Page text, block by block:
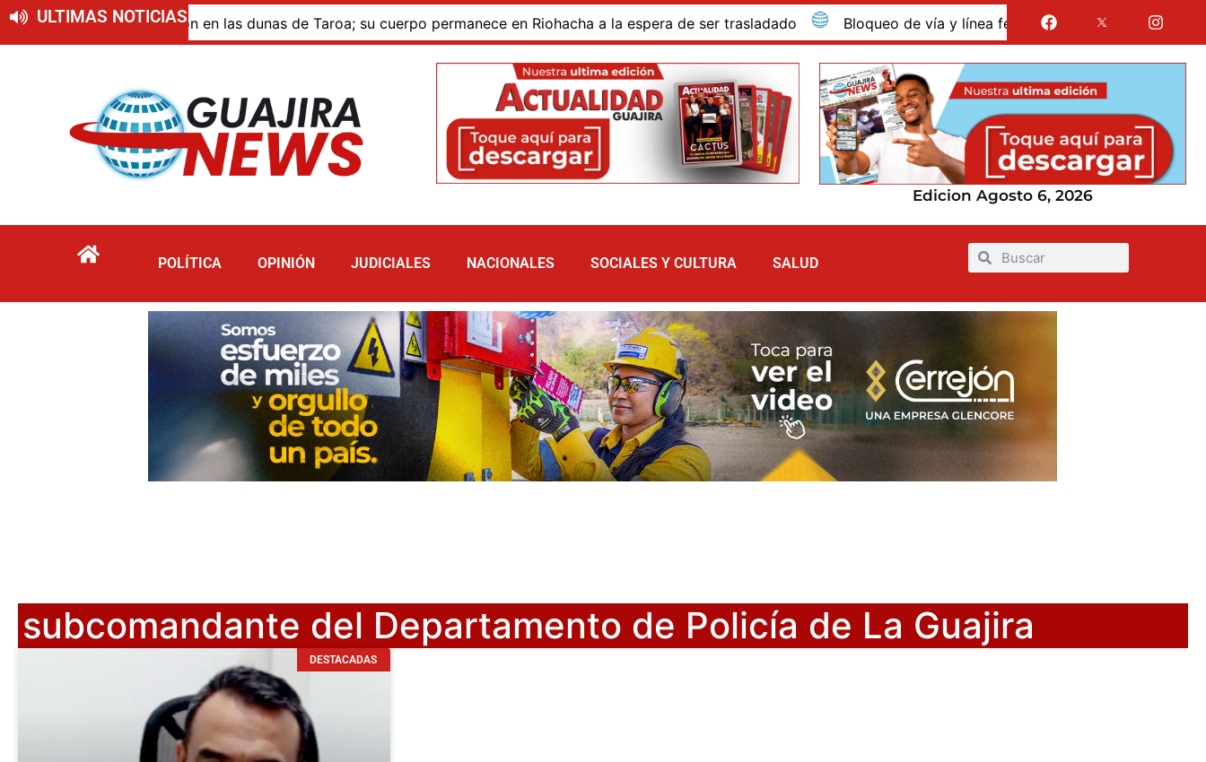
ULTIMAS NOTICIAS
por inmersión en las dunas de Taroa; su cuerpo permanece en Riohacha a la espera de ser trasladado Bloqueo de vía y línea férrea en Albania por presunto
Edicion Agosto 6, 2026
POLÍTICA OPINIÓN JUDICIALES NACIONALES SOCIALES Y CULTURA SALUD
subcomandante del Departamento de Policía de La Guajira
DESTACADAS